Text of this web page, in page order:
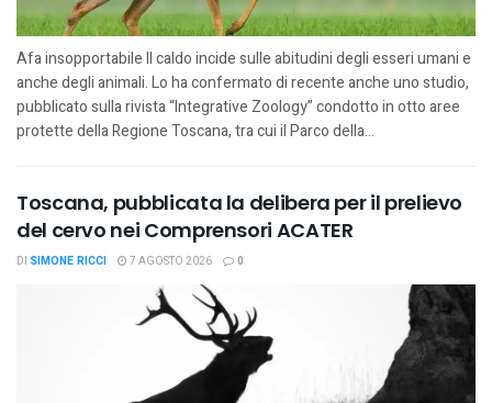
Afa insopportabile Il caldo incide sulle abitudini degli esseri umani e
anche degli animali. Lo ha confermato di recente anche uno studio,
pubblicato sulla rivista “Integrative Zoology” condotto in otto aree
protette della Regione Toscana, tra cui il Parco della...
Toscana, pubblicata la delibera per il prelievo
del cervo nei Comprensori ACATER
DI SIMONE RICCI 7 AGOSTO 2026 0